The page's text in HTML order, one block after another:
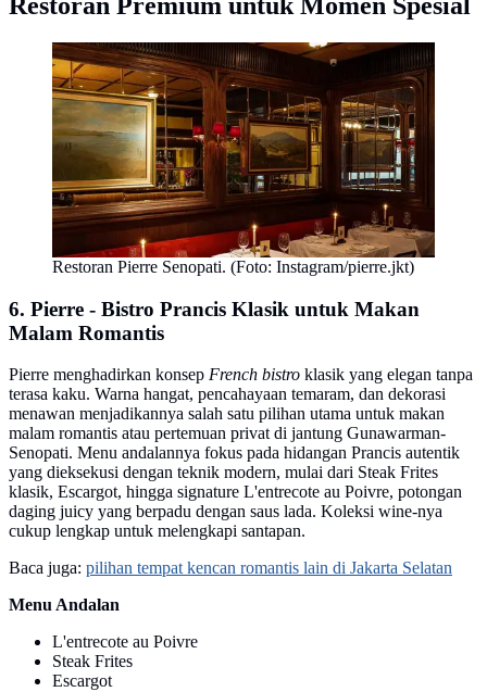
Restoran Pierre Senopati. (Foto: Instagram/pierre.jkt)
6. Pierre - Bistro Prancis Klasik untuk Makan
Malam Romantis
Pierre menghadirkan konsep French bistro klasik yang elegan tanpa
terasa kaku. Warna hangat, pencahayaan temaram, dan dekorasi
menawan menjadikannya salah satu pilihan utama untuk makan
malam romantis atau pertemuan privat di jantung Gunawarman-
Senopati. Menu andalannya fokus pada hidangan Prancis autentik
yang dieksekusi dengan teknik modern, mulai dari Steak Frites
klasik, Escargot, hingga signature L'entrecote au Poivre, potongan
daging juicy yang berpadu dengan saus lada. Koleksi wine-nya
cukup lengkap untuk melengkapi santapan.
Baca juga: pilihan tempat kencan romantis lain di Jakarta Selatan
Menu Andalan
L'entrecote au Poivre
Steak Frites
Escargot